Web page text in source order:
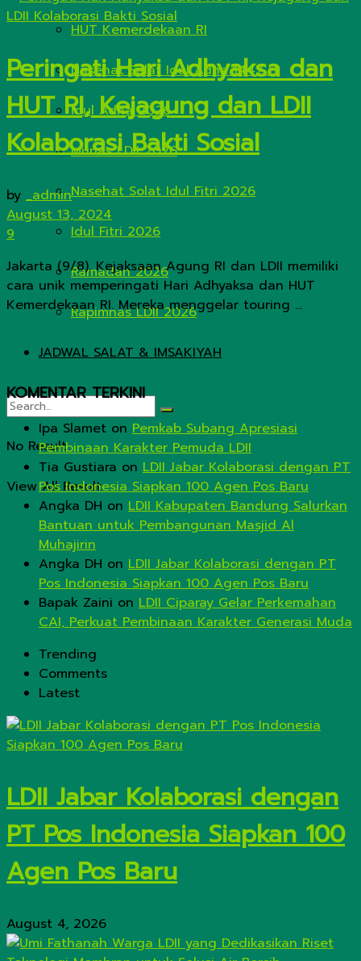
HUT Kemerdekaan RI
Nasehat Salat Idul Adha 1447 H
Idul Adha 2026
Munas LDII 2026
Nasehat Solat Idul Fitri 2026
Idul Fitri 2026
Ramadan 2026
Rapimnas LDII 2026
JADWAL SALAT & IMSAKIYAH
No Result
View All Result
Peringati Hari Adhyaksa dan
HUT RI, Kejagung dan LDII
Kolaborasi Bakti Sosial
by _admin
August 13, 2024
9
Jakarta (9/8). Kejaksaan Agung RI dan LDII memiliki
cara unik memperingati Hari Adhyaksa dan HUT
Kemerdekaan RI. Mereka menggelar touring ...
KOMENTAR TERKINI
Ipa Slamet on Pemkab Subang Apresiasi
Pembinaan Karakter Pemuda LDII
Tia Gustiara on LDII Jabar Kolaborasi dengan PT
Pos Indonesia Siapkan 100 Agen Pos Baru
Angka DH on LDII Kabupaten Bandung Salurkan
Bantuan untuk Pembangunan Masjid Al
Muhajirin
Angka DH on LDII Jabar Kolaborasi dengan PT
Pos Indonesia Siapkan 100 Agen Pos Baru
Bapak Zaini on LDII Ciparay Gelar Perkemahan
CAI, Perkuat Pembinaan Karakter Generasi Muda
Trending
Comments
Latest
LDII Jabar Kolaborasi dengan
PT Pos Indonesia Siapkan 100
Agen Pos Baru
August 4, 2026